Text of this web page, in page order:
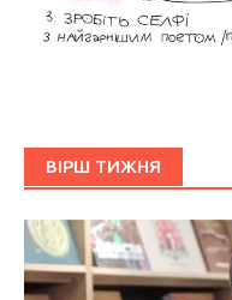
ВІРШ ТИЖНЯ